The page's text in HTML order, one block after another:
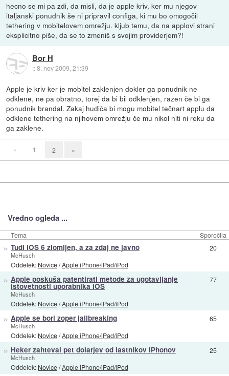
hecno se mi pa zdi, da misli, da je apple kriv, ker mu njegov
italjanski ponudnik še ni pripravil configa, ki mu bo omogočil
tethering v mobitelovem omrežju. kljub temu, da na applovi strani
eksplicitno piše, da se to zmeniš s svojim providerjem?!
Bor H
::8. nov 2009, 21:39
Apple je kriv ker je mobitel zaklenjen dokler ga ponudnik ne
odklene, ne pa obratno, torej da bi bil odklenjen, razen če bi ga
ponudnik brandal. Zakaj hudiča bi mogu mobitel tečnart applu da
odklene tethering na njihovem omrežju če mu nikol niti ni reku da
ga zaklene.
« 1 2 »
Vredno ogleda ...
Tema Sporočila
» Tudi iOS 6 zlomljen, a za zdaj ne javno
McHusch
Oddelek: Novice/Apple iPhone/iPad/iPod
20
» Apple poskuša patentirati metode za ugotavljanje
istovetnosti uporabnika iOS
McHusch
Oddelek: Novice/Apple iPhone/iPad/iPod
77
» Apple se bori zoper jailbreaking
McHusch
Oddelek: Novice/Apple iPhone/iPad/iPod
65
» Heker zahteval pet dolarjev od lastnikov iPhonov
McHusch
Oddelek: Novice/Apple iPhone/iPad/iPod
25